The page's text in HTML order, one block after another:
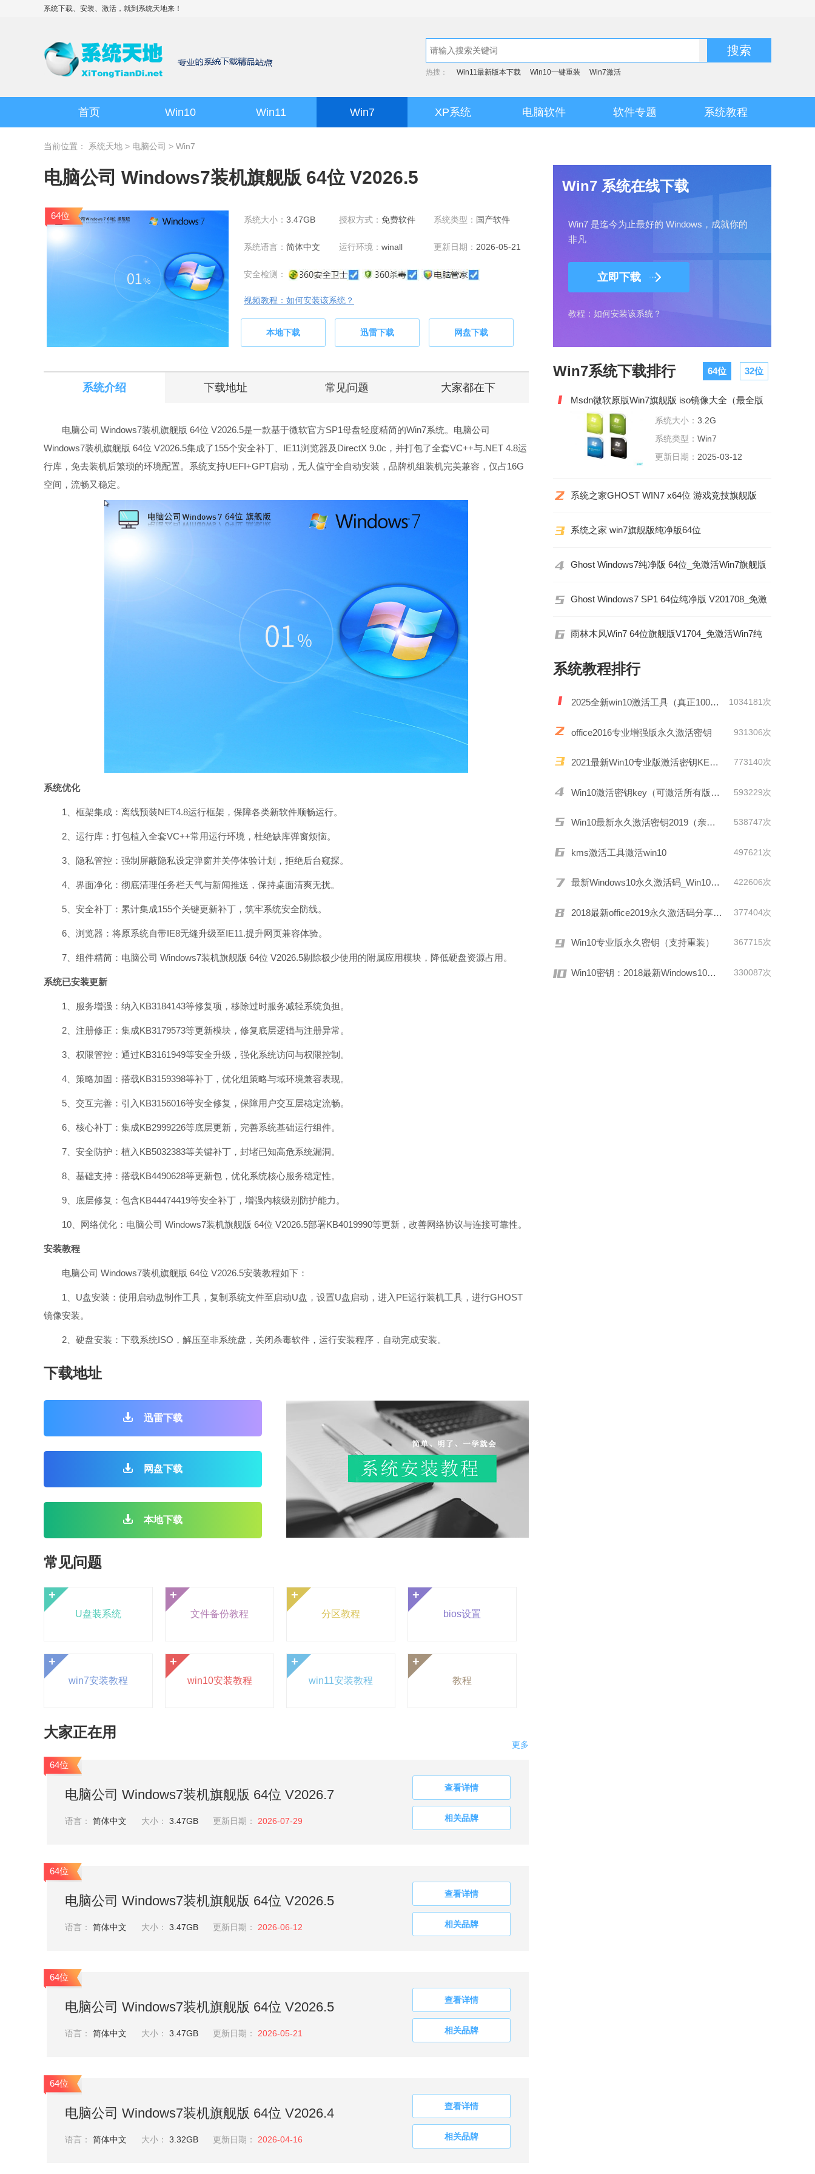
系统下载、安装、激活，就到 系统天地来！
搜索
热搜： Win11最新版本下载 Win10一键重装 Win7激活
首页 Win10 Win11 Win7 XP系统 电脑软件 软件专题 系统教程
当前位置： 系统天地 > 电脑公司 > Win7
电脑公司 Windows7装机旗舰版 64位 V2026.5
64位 系统大小： 3.47GB 授权方式： 免费软件 系统类型： 国产软件
系统语言： 简体中文 运行环境： winall 更新日期： 2026-05-21
安全检测：
视频教程：如何安装该系统？
本地下载 迅雷下载 网盘下载
系统介绍 下载地址 常见问题 大家都在下
电脑公司 Windows7装机旗舰版 64位 V2026.5是一款基于微软官方SP1母盘轻度精简的Win7系统。电脑公司
Windows7装机旗舰版 64位 V2026.5集成了155个安全补丁、IE11浏览器及DirectX 9.0c，并打包了全套VC++与.NET 4.8运
行库，免去装机后繁琐的环境配置。系统支持UEFI+GPT启动，无人值守全自动安装，品牌机组装机完美兼容，仅占16G
空间，流畅又稳定。
系统优化
1、框架集成：离线预装NET4.8运行框架，保障各类新软件顺畅运行。
2、运行库：打包植入全套VC++常用运行环境，杜绝缺库弹窗烦恼。
3、隐私管控：强制屏蔽隐私设定弹窗并关停体验计划，拒绝后台窥探。
4、界面净化：彻底清理任务栏天气与新闻推送，保持桌面清爽无扰。
5、安全补丁：累计集成155个关键更新补丁，筑牢系统安全防线。
6、浏览器：将原系统自带IE8无缝升级至IE11.提升网页兼容体验。
7、组件精简：电脑公司 Windows7装机旗舰版 64位 V2026.5剔除极少使用的附属应用模块，降低硬盘资源占用。
系统已安装更新
1、服务增强：纳入KB3184143等修复项，移除过时服务减轻系统负担。
2、注册修正：集成KB3179573等更新模块，修复底层逻辑与注册异常。
3、权限管控：通过KB3161949等安全升级，强化系统访问与权限控制。
4、策略加固：搭载KB3159398等补丁，优化组策略与域环境兼容表现。
5、交互完善：引入KB3156016等安全修复，保障用户交互层稳定流畅。
6、核心补丁：集成KB2999226等底层更新，完善系统基础运行组件。
7、安全防护：植入KB5032383等关键补丁，封堵已知高危系统漏洞。
8、基础支持：搭载KB4490628等更新包，优化系统核心服务稳定性。
9、底层修复：包含KB44474419等安全补丁，增强内核级别防护能力。
10、网络优化：电脑公司 Windows7装机旗舰版 64位 V2026.5部署KB4019990等更新，改善网络协议与连接可靠性。
安装教程
电脑公司 Windows7装机旗舰版 64位 V2026.5安装教程如下：
1、U盘安装：使用启动盘制作工具，复制系统文件至启动U盘，设置U盘启动，进入PE运行装机工具，进行GHOST
镜像安装。
2、硬盘安装：下载系统ISO，解压至非系统盘，关闭杀毒软件，运行安装程序，自动完成安装。
下载地址
迅雷下载
网盘下载
本地下载
常见问题
+
U盘装系统
+
文件备份教程
+
分区教程
+
bios设置
+
win7安装教程
+
win10安装教程
+
win11安装教程
+
教程
大家正在用
更多
64位
电脑公司 Windows7装机旗舰版 64位 V2026.7
语言： 简体中文 大小： 3.47GB 更新日期： 2026-07-29
查看详情
相关品牌
64位
电脑公司 Windows7装机旗舰版 64位 V2026.5
语言： 简体中文 大小： 3.47GB 更新日期： 2026-06-12
查看详情
相关品牌
64位
电脑公司 Windows7装机旗舰版 64位 V2026.5
语言： 简体中文 大小： 3.47GB 更新日期： 2026-05-21
查看详情
相关品牌
64位
电脑公司 Windows7装机旗舰版 64位 V2026.4
语言： 简体中文 大小： 3.32GB 更新日期： 2026-04-16
查看详情
相关品牌
Win7 系统在线下载
Win7 是迄今为止最好的 Windows，成就你的
非凡
立即下载
教程：如何安装该系统？
Win7系统下载排行 64位 32位
Msdn微软原版Win7旗舰版 iso镜像大全（最全版
系统大小： 3.2G
系统类型： Win7
更新日期： 2025-03-12
系统之家GHOST WIN7 x64位 游戏竞技旗舰版
系统之家 win7旗舰版纯净版64位
Ghost Windows7纯净版 64位_免激活Win7旗舰版
Ghost Windows7 SP1 64位纯净版 V201708_免激
雨林木风Win7 64位旗舰版V1704_免激活Win7纯
系统教程排行
2025全新win10激活工具（真正100%激活） 1034181次
office2016专业增强版永久激活密钥 931306次
2021最新Win10专业版激活密钥KEY推荐 773140次
Win10激活密钥key（可激活所有版本） 593229次
Win10最新永久激活密钥2019（亲测有效） 538747次
kms激活工具激活win10 497621次
最新Windows10永久激活码_Win10通用序列号 422606次
2018最新office2019永久激活码分享(附激活工具) 377404次
Win10专业版永久密钥（支持重装） 367715次
Win10密钥：2018最新Windows10激活码/KEY分享 330087次